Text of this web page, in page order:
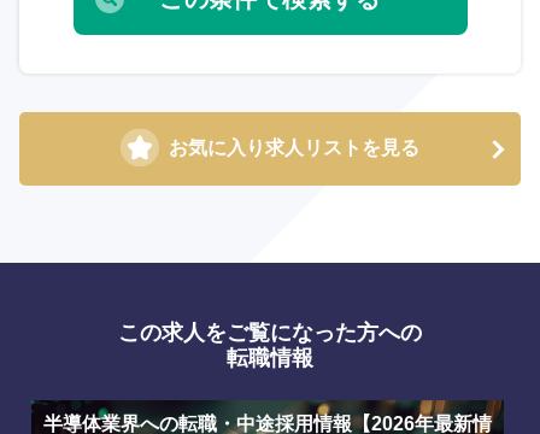
お気に入り求人リストを見る
この求人をご覧になった方への
転職情報
半導体業界への転職・中途採用情報【2026年最新情